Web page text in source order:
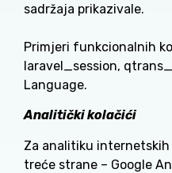
sadržaja prikazivale.
Primjeri funkcionalnih
laravel_session,
Language.
Analitički kolačići
Za analitiku
treće strane – Google